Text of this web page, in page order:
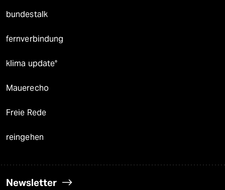
bundestalk
fernverbindung
klima update°
Mauerecho
Freie Rede
reingehen
Newsletter